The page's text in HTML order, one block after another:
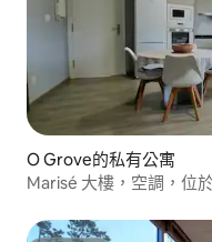
O Grove的私有公寓
Marisé 大樓，空調，位